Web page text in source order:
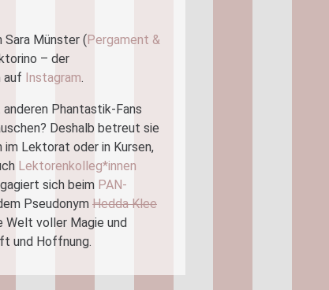
Sara Münster (Pergament &
– der
auf Instagram.
Phantastik-Fans
Deshalb betreut sie
im Lektorat oder in Kursen,
Lektorenkolleg*innen
sich beim PAN-
Pseudonym Hedda Klee
voller Magie und
und Hoffnung.